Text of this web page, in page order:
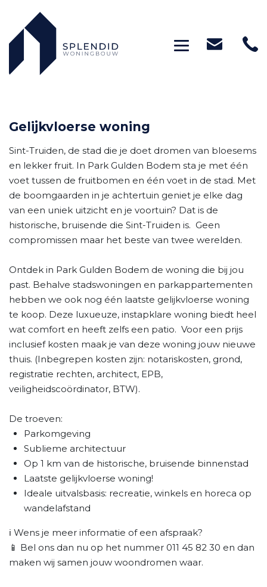
Toggle
Gelijkvloerse woning
Sint-Truiden, de stad die je doet dromen van bloesems
en lekker fruit. In Park Gulden Bodem sta je met één
voet tussen de fruitbomen en één voet in de stad. Met
de boomgaarden in je achtertuin geniet je elke dag
van een uniek uitzicht en je voortuin? Dat is de
historische, bruisende die Sint-Truiden is. Geen
compromissen maar het beste van twee werelden.
Ontdek in Park Gulden Bodem de woning die bij jou
past. Behalve stadswoningen en parkappartementen
hebben we ook nog één laatste gelijkvloerse woning
te koop. Deze luxueuze, instapklare woning biedt heel
wat comfort en heeft zelfs een patio. Voor een prijs
inclusief kosten maak je van deze woning jouw nieuwe
thuis. (Inbegrepen kosten zijn: notariskosten, grond,
registratie rechten, architect, EPB,
veiligheidscoördinator, BTW).
De troeven:
Parkomgeving
Sublieme architectuur
Op 1 km van de historische, bruisende binnenstad
Laatste gelijkvloerse woning!
Ideale uitvalsbasis: recreatie, winkels en horeca op
wandelafstand
ℹ️ Wens je meer informatie of een afspraak?
📱 Bel ons dan nu op het nummer 011 45 82 30 en dan
maken wij samen jouw woondromen waar.